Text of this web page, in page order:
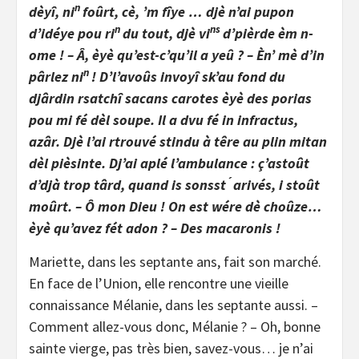
dèyî, ninfoûrt, cè, ’m fîye … djè n’ai pupon
d’idéye pou rindu tout, djè vinsd’pièrde èm n-
ome ! – Â, èyè qu’est-c’qu’il a yeû ? – Èn’ mè d’in
pârlez nin! D’l’avoûs invoyî sk’au fond du
djârdin rsatchî sacans carotes èyè des porias
pou mi fé dèl soupe. Il a dvu fé in infractus,
azâr. Djè l’ai rtrouvé stindu à têre au plin mitan
dèl pièsinte. Dj’ai aplé l’ambulance : ç’astoût
d’djà trop târd, quand is sonsst ́ arivés, i stoût
moûrt. – Ô mon Dieu ! On est wére dè choûze…
èyè qu’avez fét adon ? – Des macaronis !
Mariette, dans les septante ans, fait son marché.
En face de l’Union, elle rencontre une vieille
connaissance Mélanie, dans les septante aussi. –
Comment allez-vous donc, Mélanie ? – Oh, bonne
sainte vierge, pas très bien, savez-vous… je n’ai